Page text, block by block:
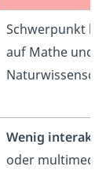
Schwerpunkt
auf Mathe und
Wenig
oder